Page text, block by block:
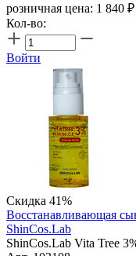
розничная цена: 1 840 ₽
Кол-во:
Войти
Скидка 41%
Восстанавливающая
ShinCos.Lab
ShinCos.Lab Vita Tree